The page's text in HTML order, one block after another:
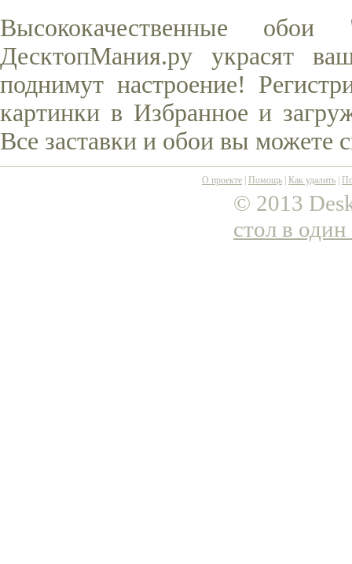
Высококачественные
ДесктопМания.ру украсят
поднимут настроение!
картинки в Избранное и
Все заставки и обои вы можете
О проекте Помощь Как удалить
© 2013
стол в